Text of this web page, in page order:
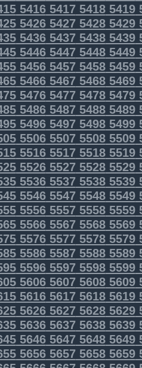
5416541754185419
5426542754285429
5436543754385439
5446544754485449
5456545754585459
5466546754685469
5476547754785479
5486548754885489
5496549754985499
5506550755085509
5516551755185519
5526552755285529
5536553755385539
5546554755485549
5556555755585559
5566556755685569
5576557755785579
5586558755885589
5596559755985599
5606560756085609
5616561756185619
5626562756285629
5636563756385639
5646564756485649
5656565756585659